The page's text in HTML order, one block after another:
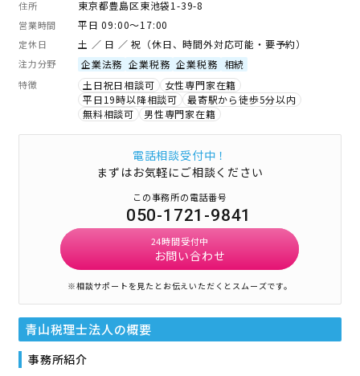
住所 東京都豊島区東池袋1-39-8
営業時間 平日 09:00～17:00
定休日 土 ／ 日 ／ 祝（休日、時間外対応可能・要予約）
注力分野 企業法務 企業税務 企業税務 相続
特徴 土日祝日相談可
女性専門家在籍
平日19時以降相談可
最寄駅から徒歩5分以内
無料相談可
男性専門家在籍
電話相談受付中！
まずはお気軽にご相談ください
この事務所の電話番号
050-1721-9841
24時間受付中
お問い合わせ
※相談サポートを見たとお伝えいただくとスムーズです。
青山税理士法人の概要
事務所紹介